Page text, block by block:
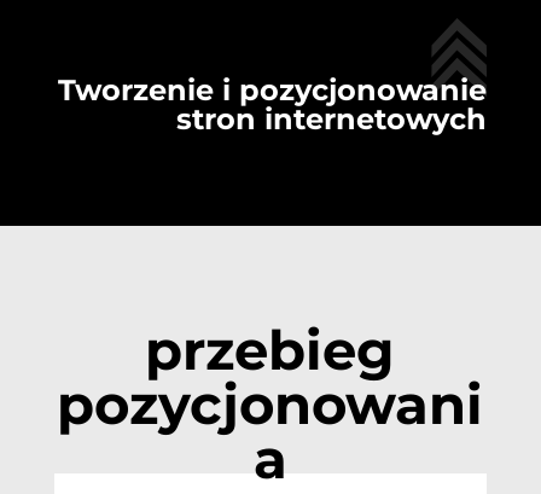
Tworzenie i pozycjonowanie
stron internetowych
przebieg
pozycjonowani
a